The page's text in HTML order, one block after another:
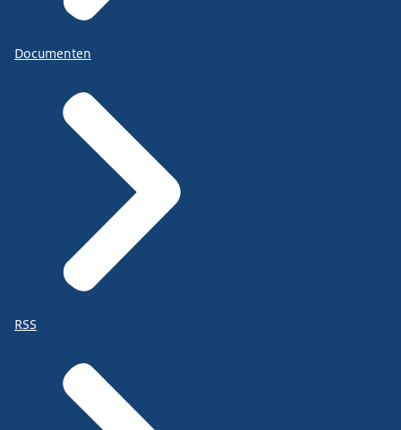
Documenten
RSS